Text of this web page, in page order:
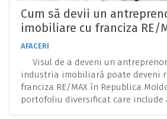
Cum să devii un
imobiliare cu franciza RE/
Republica Moldova
AFACERI
Visul de a deveni un antreprenor
industria imobiliară poate deveni
franciza RE/MAX în Republica
portofoliu diversificat care include